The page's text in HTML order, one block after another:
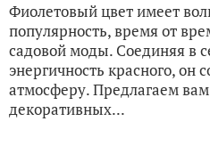
Фиолетовый цвет имеет
популярность, время от
садовой моды. Соединяя в
энергичность красного, он
атмосферу. Предлагаем
декоративных...